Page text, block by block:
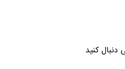
دنبال کنید